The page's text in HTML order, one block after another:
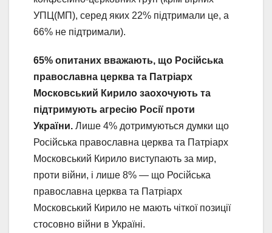
УПЦ(МП), серед яких 22% підтримали це, а
66% не підтримали).
65% опитаних вважають, що Російська
православна церква та Патріарх
Московський Кирило заохочують та
підтримують агресію Росії проти
України. Лише 4% дотримуються думки що
Російська православна церква та Патріарх
Московський Кирило виступають за мир,
проти війни, і лише 8% — що Російська
православна церква та Патріарх
Московський Кирило не мають чіткої позиції
стосовно війни в Україні.